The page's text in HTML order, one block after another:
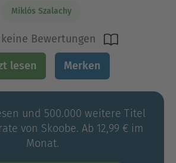
Miklós Szalachy
Bewertungen
lesen Merken
und 500.000 weitere Titel
von Skoobe. Ab 12,99 € im
Monat.